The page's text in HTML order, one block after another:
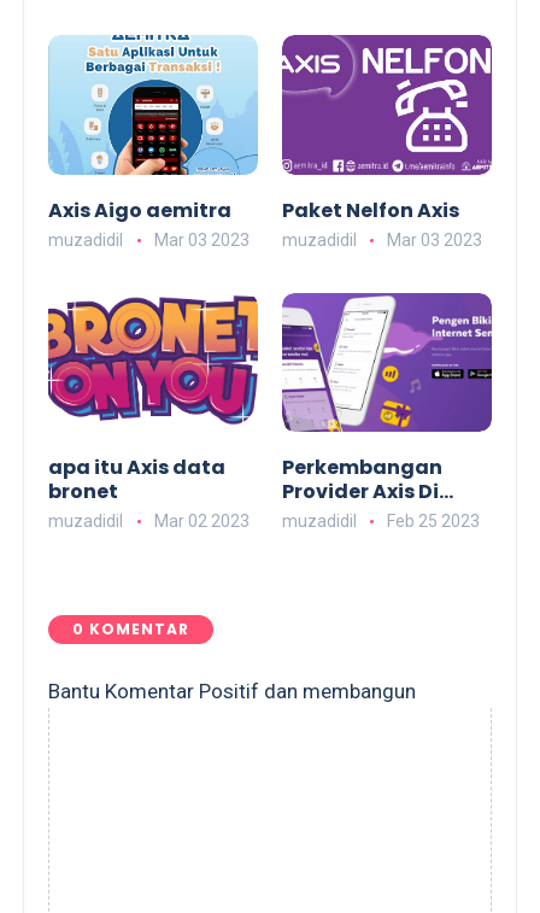
Axis Aigo aemitra
muzadidil Mar 03 2023
Paket Nelfon Axis
muzadidil Mar 03 2023
apa itu Axis data
bronet
muzadidil Mar 02 2023
Perkembangan
Provider Axis Di
indonesia
muzadidil Feb 25 2023
0 KOMENTAR
Bantu Komentar Positif dan membangun